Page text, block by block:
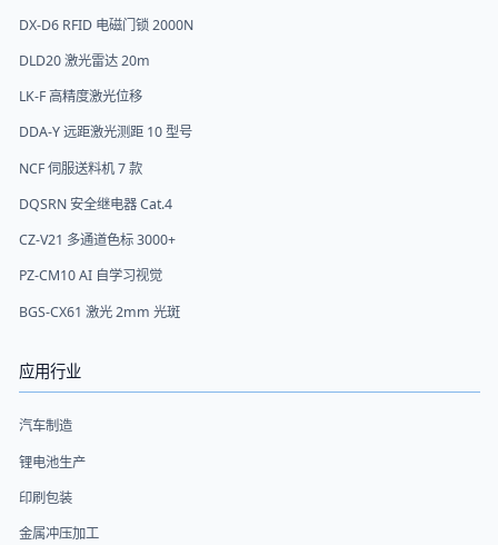
DX-D6 RFID 电磁门锁 2000N
DLD20 激光雷达 20m
LK-F 高精度激光位移
DDA-Y 远距激光测距 10 型号
NCF 伺服送料机 7 款
DQSRN 安全继电器 Cat.4
CZ-V21 多通道色标 3000+
PZ-CM10 AI 自学习视觉
BGS-CX61 激光 2mm 光斑
应用行业
汽车制造
锂电池生产
印刷包装
金属冲压加工